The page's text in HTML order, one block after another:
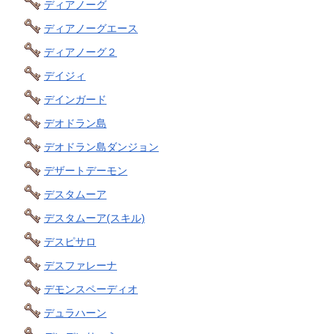
ディアノーグ
ディアノーグエース
ディアノーグ２
デイジィ
デインガード
デオドラン島
デオドラン島ダンジョン
デザートデーモン
デスタムーア
デスタムーア(スキル)
デスピサロ
デスファレーナ
デモンスペーディオ
デュラハーン